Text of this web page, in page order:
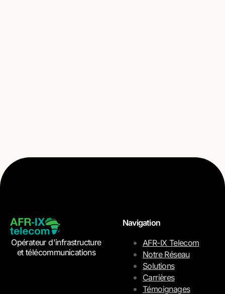
Opérateur d'infrastructure
et télécommunications
Navigation
AFR-IX Telecom
Notre Réseau
Solutions
Carrières
Témoignages